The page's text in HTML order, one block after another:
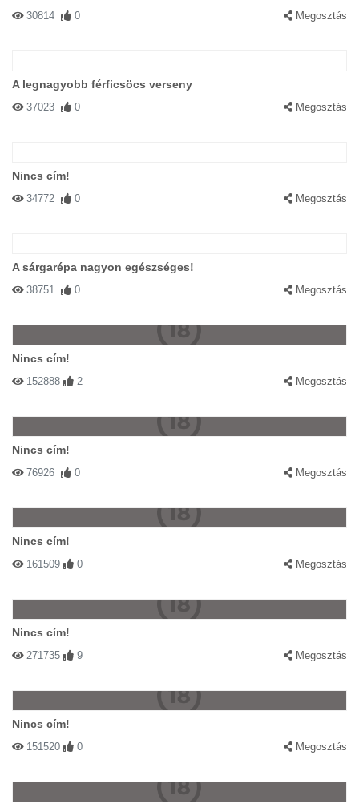
30814 0 Megosztás
A legnagyobb férficsöcs verseny
37023 0 Megosztás
Nincs cím!
34772 0 Megosztás
A sárgarépa nagyon egészséges!
38751 0 Megosztás
Nincs cím!
152888 2 Megosztás
Nincs cím!
76926 0 Megosztás
Nincs cím!
161509 0 Megosztás
Nincs cím!
271735 9 Megosztás
Nincs cím!
151520 0 Megosztás